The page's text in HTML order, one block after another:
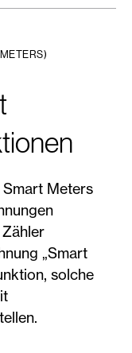
Meters
„Smart
solche